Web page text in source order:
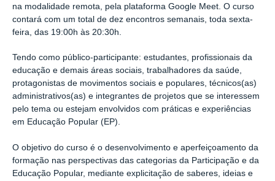
na modalidade remota, pela plataforma Google Meet. O curso
contará com um total de dez encontros semanais, toda sexta-
feira, das 19:00h às 20:30h.
Tendo como público-participante: estudantes, profissionais da
educação e demais áreas sociais, trabalhadores da saúde,
protagonistas de movimentos sociais e populares, técnicos(as)
administrativos(as) e integrantes de projetos que se interessem
pelo tema ou estejam envolvidos com práticas e experiências
em Educação Popular (EP).
O objetivo do curso é o desenvolvimento e aperfeiçoamento da
formação nas perspectivas das categorias da Participação e da
Educação Popular, mediante explicitação de saberes, ideias e